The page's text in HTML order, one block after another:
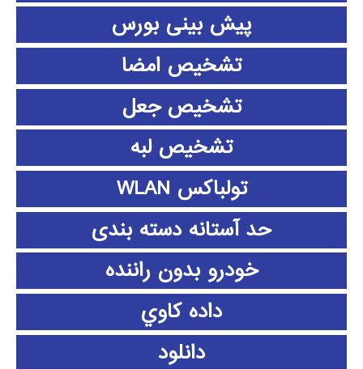
پیش بینی بورس
تشخیص امضا
تشخیص جعل
تشخیص لبه
تولباکس WLAN
حد آستانه دسته بندی
خودرو بدون راننده
داده كاوي
دانلود